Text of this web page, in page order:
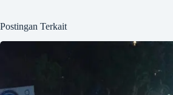
Postingan Terkait